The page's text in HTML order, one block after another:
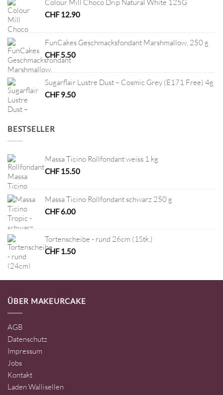
Colour Mill Choco Drip Natural White 125G
CHF12.90
FunCakes Geschmacksfondant Marshmallow, 250 g
CHF5.50
Sugarflair Lustre Dust – Cosmic Grey (E171 Free) 4g
CHF9.50
BESTSELLER
Massa Ticino Rollfondant weiss 1 kg
CHF15.50
Massa Ticino Rollfondant schwarz 250 g
CHF6.00
Tortenscheibe - rund 26cm (1Stk.)
CHF1.50
ÜBER MAKEURCAKE
AGB
Datenschutz
Impressum
Jobs
Kontakt
Laden Wallisellen